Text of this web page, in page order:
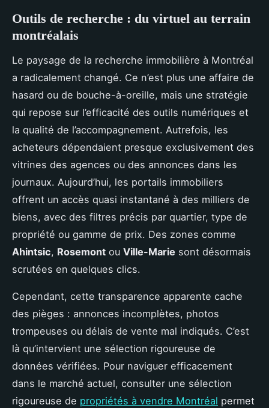
Outils de recherche : du virtuel au terrain
montréalais
Le paysage de la recherche immobilière à Montréal
a radicalement changé. Ce n’est plus une affaire de
hasard ou de bouche-à-oreille, mais une stratégie
qui repose sur l’efficacité des outils numériques et
la qualité de l’accompagnement. Autrefois, les
acheteurs dépendaient presque exclusivement des
vitrines des agences ou des annonces dans les
journaux. Aujourd’hui, les portails immobiliers
offrent un accès quasi instantané à des milliers de
biens, avec des filtres précis par quartier, type de
propriété ou gamme de prix. Des zones comme
Ahintsic, Rosemont ou Ville-Marie sont désormais
scrutées en quelques clics.
Cependant, cette transparence apparente cache
des pièges : annonces incomplètes, photos
trompeuses ou délais de vente mal indiqués. C’est
là qu’intervient une sélection rigoureuse de
données vérifiées. Pour naviguer efficacement
dans le marché actuel, consulter une sélection
rigoureuse de propriétés à vendre Montréal permet